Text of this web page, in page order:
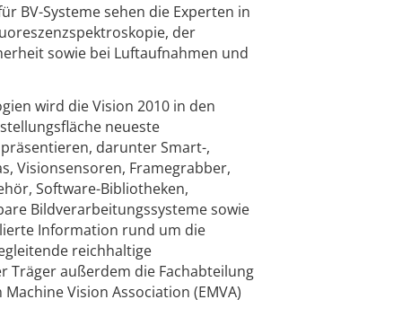
BV-Systeme sehen die Experten in
der
sowie bei Luftaufnahmen und
wird die Vision 2010 in den
neueste
darunter Smart-,
Visionsensoren, Framegrabber,
Software-Bibliotheken,
Bildverarbeitungssysteme sowie
Information rund um die
reichhaltige
Träger außerdem die Fachabteilung
Vision Association (EMVA)